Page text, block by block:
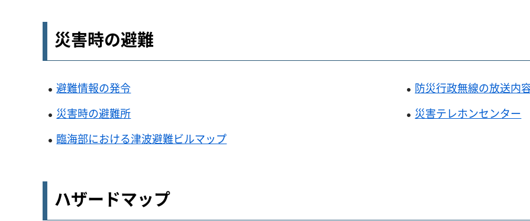
災害時の避難
避難情報の発令
災害時の避難所
臨海部における津波避難ビルマップ
防災行政無線の放送内
災害テレホンセンター
ハザードマップ